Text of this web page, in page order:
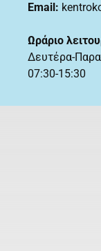
Email:
Ωράριο
Δευτέρα-
07:30-15:30